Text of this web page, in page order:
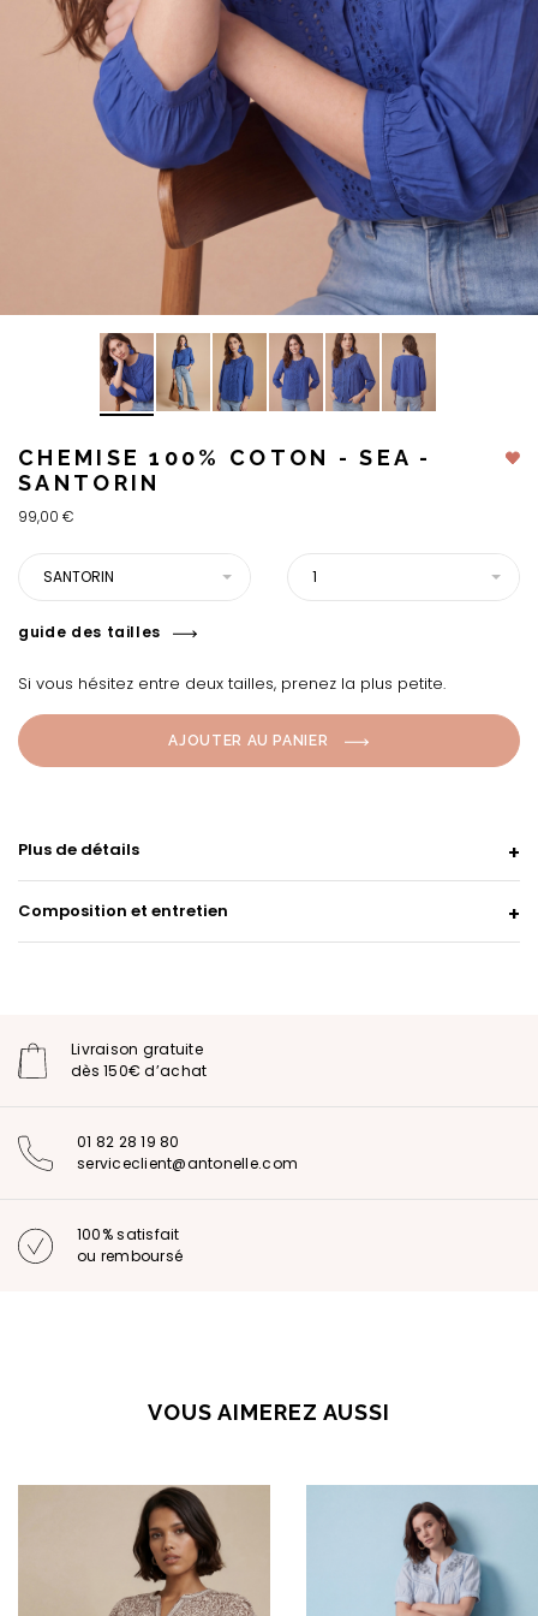
CHEMISE 100% COTON - SEA -
SANTORIN
99,00 €
SANTORIN 1
guide des tailles
Si vous hésitez entre deux tailles, prenez la plus petite.
AJOUTER AU PANIER
Plus de détails
Composition et entretien
Livraison gratuite
dès 150€ d’achat
01 82 28 19 80
serviceclient@antonelle.com
100% satisfait
ou remboursé
VOUS AIMEREZ AUSSI